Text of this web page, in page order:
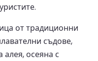
от традиционни
съдове,
осеяна с